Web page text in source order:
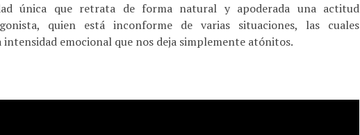
única que retrata de forma natural y apoderada una actitud
quien está inconforme de varias situaciones, las cuales
intensidad emocional que nos deja simplemente atónitos.